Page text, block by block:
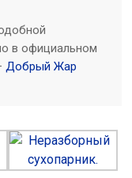
в официальном
Добрый Жар